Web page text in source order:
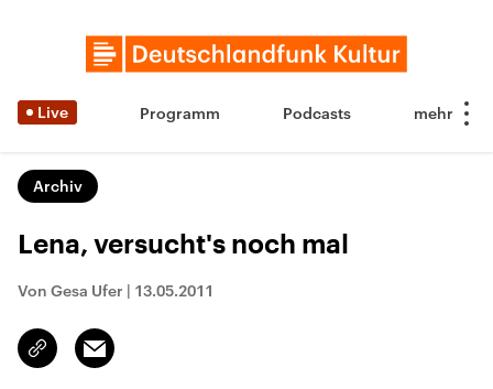
Live Programm Podcasts
Archiv
Lena, versucht's noch mal
Von Gesa Ufer | 13.05.2011
Link
kopieren/teilen
Email